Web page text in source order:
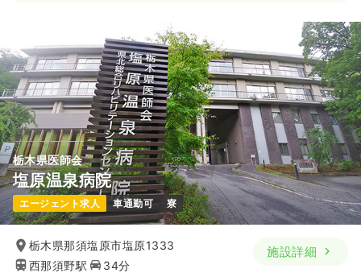
気になる
日勤のみ（パート） 一時募集休止
給与 お問い合わせください
時間 8:30～17:30
ブランク可
第二新卒可
気になる 詳細を見る
救急外来 正看護師 一般＋療養
栃木県医師会
塩原温泉病院
エージェント求人 車通勤可 寮
栃木県那須塩原市塩原1333
西那須野駅
34分
施設詳細